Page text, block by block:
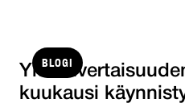
BLOGI
kuukausi